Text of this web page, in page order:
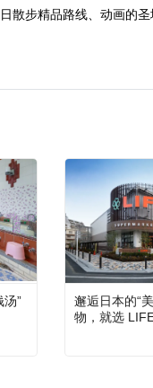
日散步精品路线、动画的
汤”
邂逅日本的“
物，就选 LIFE